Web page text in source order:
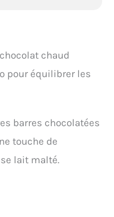
chaud
pour équilibrer les
barres chocolatées
touche de
lait malté.